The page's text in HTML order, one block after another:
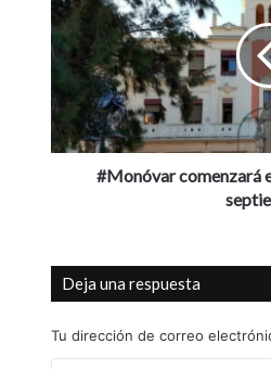
el
curso
escolar
11
de
septiembre
#Monóvar comenzará
Deja una respuesta
Tu dirección de correo